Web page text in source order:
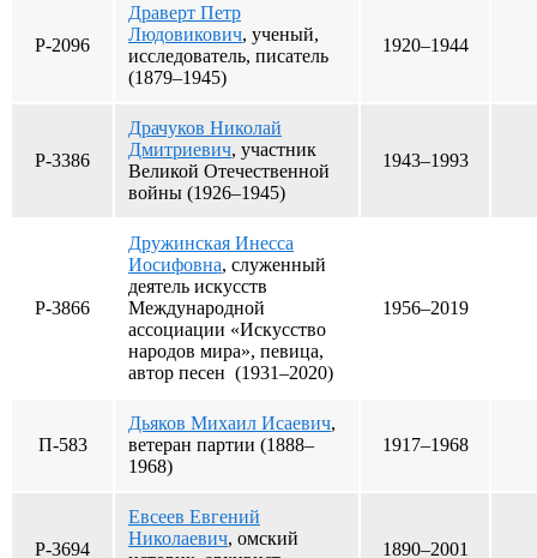
Р-2096
Драверт Петр
Людовикович, ученый,
исследователь, писатель
(1879–1945)
1920–1944
Р-3386
Драчуков Николай
Дмитриевич, участник
Великой Отечественной
войны (1926–1945)
1943–1993
Р-3866
Дружинская Инесса
Иосифовна, служенный
деятель искусств
Международной
ассоциации «Искусство
народов мира», певица,
автор песен (1931–2020)
1956–2019
П-583
Дьяков Михаил Исаевич,
ветеран партии (1888–
1968)
1917–1968
Р-3694
Евсеев Евгений
Николаевич, омский
1890–2001